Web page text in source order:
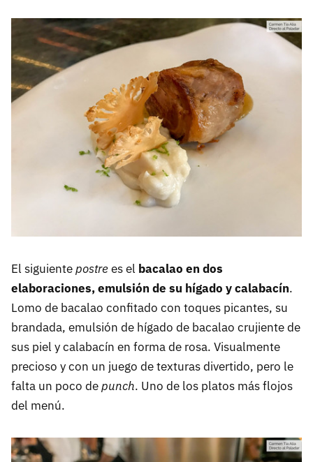
El siguientepostrees el bacalao en dos
elaboraciones, emulsión de su hígado y calabacín.
Lomo de bacalao confitado con toques picantes, su
brandada, emulsión de hígado de bacalao crujiente de
sus piel y calabacín en forma de rosa. Visualmente
precioso y con un juego de texturas divertido, pero le
falta un poco depunch. Uno de los platos más flojos
del menú.